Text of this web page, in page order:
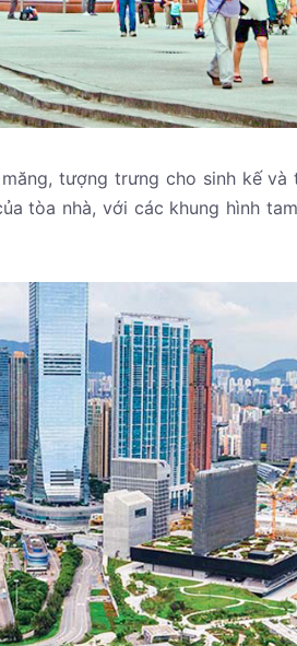
tượng trưng cho sinh kế và
tòa nhà, với các khung hình